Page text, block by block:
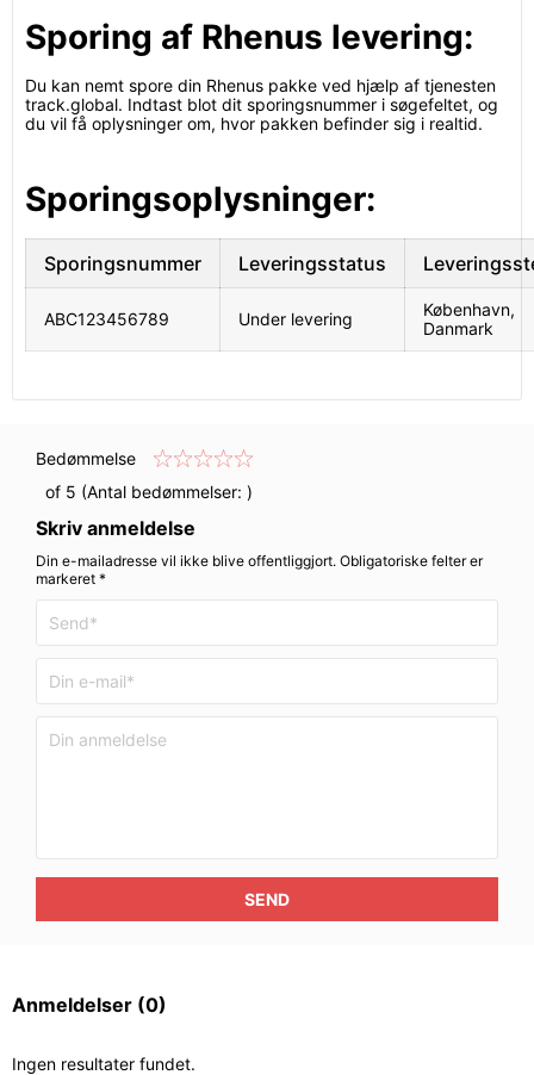
Sporing af Rhenus levering:
Du kan nemt spore din Rhenus pakke ved hjælp af tjenesten
track.global. Indtast blot dit sporingsnummer i søgefeltet, og
du vil få oplysninger om, hvor pakken befinder sig i realtid.
Sporingsoplysninger:
Sporingsnummer Leveringsstatus
ABC123456789 Under levering
København,
Danmark
Bedømmelse
of 5 (Antal bedømmelser: )
Skriv anmeldelse
Din e-mailadresse vil ikke blive offentliggjort. Obligatoriske felter er
markeret *
SEND
Anmeldelser (0)
Ingen resultater fundet.